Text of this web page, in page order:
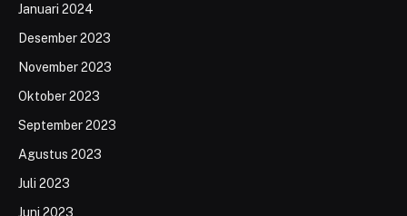
Januari 2024
Desember 2023
November 2023
Oktober 2023
September 2023
Agustus 2023
Juli 2023
Juni 2023